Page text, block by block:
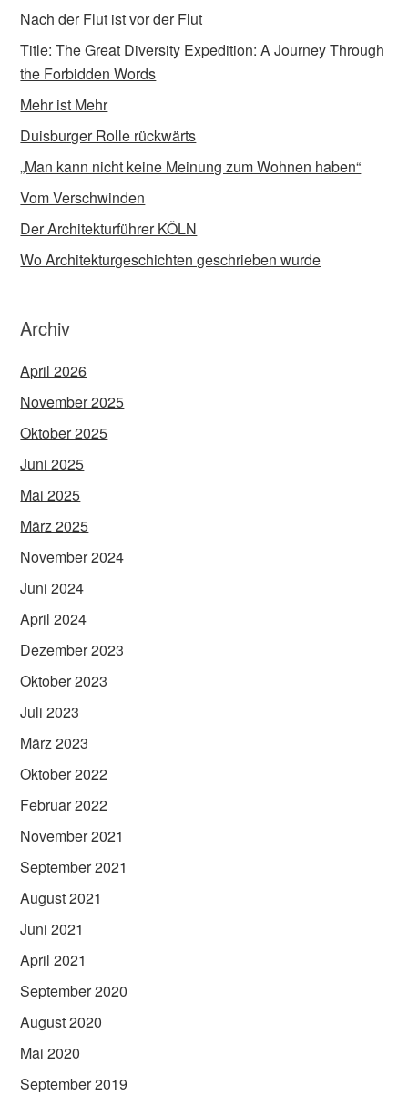
Nach der Flut ist vor der Flut
Title: The Great Diversity Expedition: A Journey Through
the Forbidden Words
Mehr ist Mehr
Duisburger Rolle rückwärts
„Man kann nicht keine Meinung zum Wohnen haben“
Vom Verschwinden
Der Architekturführer KÖLN
Wo Architekturgeschichten geschrieben wurde
Archiv
April 2026
November 2025
Oktober 2025
Juni 2025
Mai 2025
März 2025
November 2024
Juni 2024
April 2024
Dezember 2023
Oktober 2023
Juli 2023
März 2023
Oktober 2022
Februar 2022
November 2021
September 2021
August 2021
Juni 2021
April 2021
September 2020
August 2020
Mai 2020
September 2019